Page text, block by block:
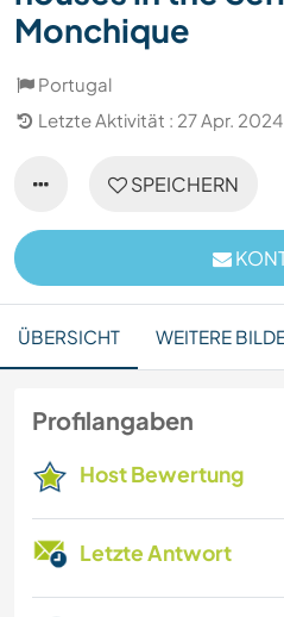
Monchique
Portugal
Letzte Aktivität : 27 Apr. 2024
SPEICHERN
ÜBERSICHT WEITERE
Profilangaben
Host Bewertung
Letzte Antwort